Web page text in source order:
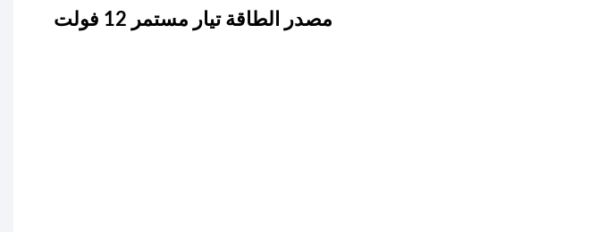
مصدر الطاقة تيار مستمر 12 فولت